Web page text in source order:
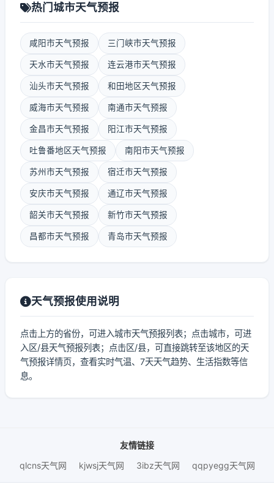
热门城市天气预报
咸阳市天气预报 三门峡市天气预报
天水市天气预报 连云港市天气预报
汕头市天气预报 和田地区天气预报
威海市天气预报 南通市天气预报
金昌市天气预报 阳江市天气预报
吐鲁番地区天气预报 南阳市天气预报
苏州市天气预报 宿迁市天气预报
安庆市天气预报 通辽市天气预报
韶关市天气预报 新竹市天气预报
昌都市天气预报 青岛市天气预报
天气预报使用说明
点击上方的省份，可进入城市天气预报列表；点击城市，可进
入区/县天气预报列表；点击区/县，可直接跳转至该地区的天
气预报详情页，查看实时气温、7天天气趋势、生活指数等信
息。
友情链接
qlcns天气网
kjwsj天气网 3ibz天气网 qqpyegg天气网